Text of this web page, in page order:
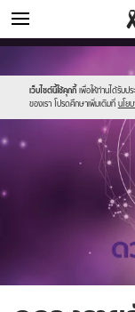
ดูดวง
เว็บไซต์นี้ใช้คุกกี้ เพื่อให้ท่านได้รับป
ของเรา โปรดศึกษาเพิ่มเติมที่ นโย
//s.isanook.com/sr/0/
new-
sanook.png
//s.isanook.com/ho/0/